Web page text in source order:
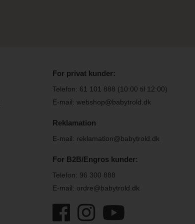
For privat kunder:
Telefon: 61 101 888 (10:00 til 12:00)
E-mail: webshop@babytrold.dk
Reklamation
E-mail: reklamation@babytrold.dk
For B2B/Engros kunder:
Telefon: 96 300 888
E-mail: ordre@babytrold.dk